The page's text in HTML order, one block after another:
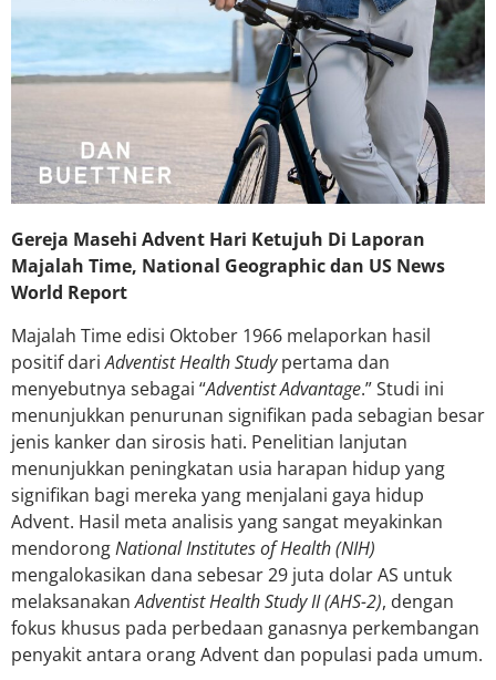
Gereja Masehi Advent Hari Ketujuh Di Laporan
Majalah Time, National Geographic dan US News
World Report
Majalah Time edisi Oktober 1966 melaporkan hasil
positif dariAdventist Health Studypertama dan
menyebutnya sebagai “Adventist Advantage.” Studi ini
menunjukkan penurunan signifikan pada sebagian besar
jenis kanker dan sirosis hati. Penelitian lanjutan
menunjukkan peningkatan usia harapan hidup yang
signifikan bagi mereka yang menjalani gaya hidup
Advent. Hasil meta analisis yang sangat meyakinkan
mendorongNational Institutes of Health (NIH)
mengalokasikan dana sebesar 29 juta dolar AS untuk
melaksanakanAdventist Health Study II (AHS-2), dengan
fokus khusus pada perbedaan ganasnya perkembangan
penyakit antara orang Advent dan populasi pada umum.